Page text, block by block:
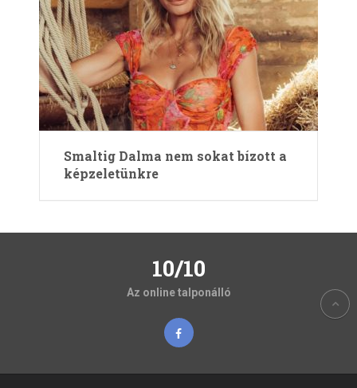
Smaltig Dalma nem sokat bízott a
képzeletünkre
10/10
Az online talponálló